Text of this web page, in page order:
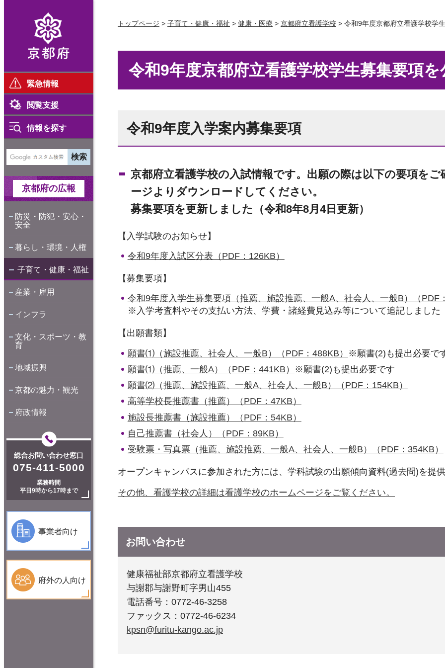
緊急情報
閲覧支援
情報を探す
京都府の広報
防災・防犯・安心・
安全
暮らし・環境・人権
子育て・健康・福祉
産業・雇用
インフラ
文化・スポーツ・教
育
地域振興
京都の魅力・観光
府政情報
総合お問い合わせ窓口
075-411-5000
業務時間
平日9時から17時まで
事業者向け
府外の人向け
トップページ > 子育て・健康・福祉 > 健康・医療 > 京都府立看護学校 > 令和9年度京都府立看護学校学
令和9年度京都府立看護学校学生募集要項
令和9年度入学案内募集要項
京都府立看護学校の入試情報です。出願の際は以下の要項を
ージよりダウンロードしてください。
募集要項を更新しました（令和8年8月4日更新）
【入学試験のお知らせ】
令和9年度入試区分表（PDF：126KB）
【募集要項】
令和9年度入学生募集要項（推薦、施設推薦、一般A、社会人、一般B）（PDF
※入学考査料やその支払い方法、学費・諸経費見込み等について追記しました
【出願書類】
願書⑴（施設推薦、社会人、一般B）（PDF：488KB）
※願書(2)も提出必要で
願書⑴（推薦、一般A）（PDF：441KB）
※願書(2)も提出必要です
願書⑵（推薦、施設推薦、一般A、社会人、一般B）（PDF：154KB）
高等学校長推薦書（推薦）（PDF：47KB）
施設長推薦書（施設推薦）（PDF：54KB）
自己推薦書（社会人）（PDF：89KB）
受験票・写真票（推薦、施設推薦、一般A、社会人、一般B）（PDF：354KB）
オープンキャンパスに参加された方には、学科試験の出願傾向資料(過去問)を提供
その他、看護学校の詳細は看護学校のホームページをご覧ください。
お問い合わせ
健康福祉部京都府立看護学校
与謝郡与謝野町字男山455
電話番号：0772-46-3258
ファックス：0772-46-6234
kpsn@furitu-kango.ac.jp